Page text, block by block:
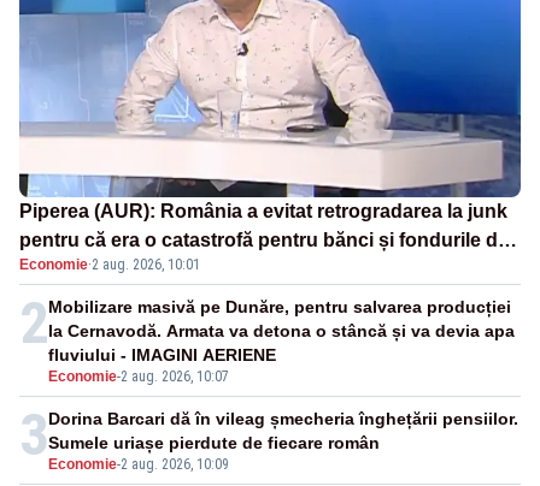
Piperea (AUR): România a evitat retrogradarea la junk
pentru că era o catastrofă pentru bănci și fondurile de
pensii
Economie·2 aug. 2026, 10:01
2
Economie-2 aug. 2026, 10:07
Mobilizare masivă pe Dunăre, pentru salvarea producției
la Cernavodă. Armata va detona o stâncă și va devia apa
fluviului - IMAGINI AERIENE
3 Economie-2 aug. 2026, 10:09
Dorina Barcari dă în vileag șmecheria înghețării pensiilor.
Sumele uriașe pierdute de fiecare român